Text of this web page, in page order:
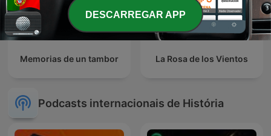
Memorias de un tambor La Rosa de los Vientos
Podcasts internacionais de História
DESCARREGAR APP